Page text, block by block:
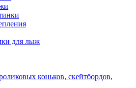
для лыж
коньков, скейтбордов,